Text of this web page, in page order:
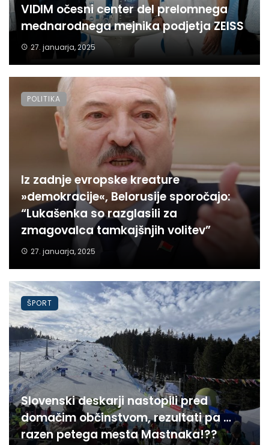
VIDIM očesni center del prelomnega
mednarodnega mejnika podjetja ZEISS
27. januarja, 2025
Iz zadnje evropske kreature
»demokracije«, Belorusije sporočajo:
“Lukašenka so razglasili za
zmagovalca tamkajšnjih volitev”
27. januarja, 2025
POLITIKA
Slovenski deskarji nastopili pred
domačim občinstvom, rezultati pa …
razen petega mesta Mastnaka!??
ŠPORT